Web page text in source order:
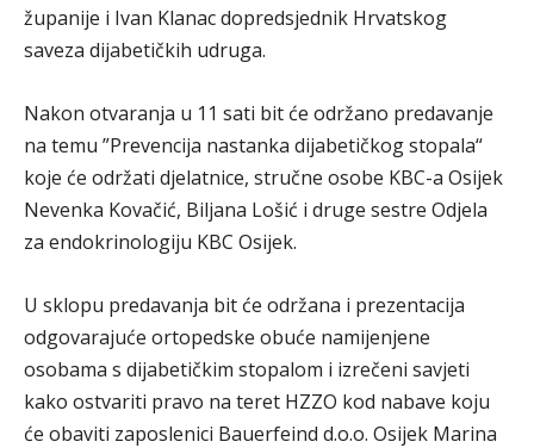
županije i Ivan Klanac dopredsjednik Hrvatskog
saveza dijabetičkih udruga.
Nakon otvaranja u 11 sati bit će održano predavanje
na temu ”Prevencija nastanka dijabetičkog stopala“
koje će održati djelatnice, stručne osobe KBC-a Osijek
Nevenka Kovačić, Biljana Lošić i druge sestre Odjela
za endokrinologiju KBC Osijek.
U sklopu predavanja bit će održana i prezentacija
odgovarajuće ortopedske obuće namijenjene
osobama s dijabetičkim stopalom i izrečeni savjeti
kako ostvariti pravo na teret HZZO kod nabave koju
će obaviti zaposlenici Bauerfeind d.o.o. Osijek Marina